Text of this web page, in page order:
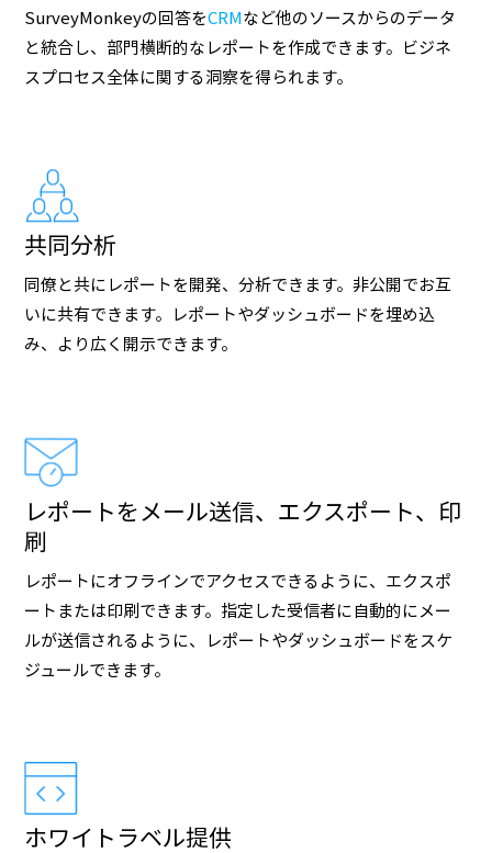
SurveyMonkeyの回答をCRMなど他のソースからのデータ
と統合し、部門横断的なレポートを作成できます。ビジネ
スプロセス全体に関する洞察を得られます。
共同分析
同僚と共にレポートを開発、分析できます。非公開でお互
いに共有できます。レポートやダッシュボードを埋め込
み、より広く開示できます。
レポートをメール送信、エクスポート、印
刷
レポートにオフラインでアクセスできるように、エクスポ
ートまたは印刷できます。指定した受信者に自動的にメー
ルが送信されるように、レポートやダッシュボードをスケ
ジュールできます。
ホワイトラベル提供